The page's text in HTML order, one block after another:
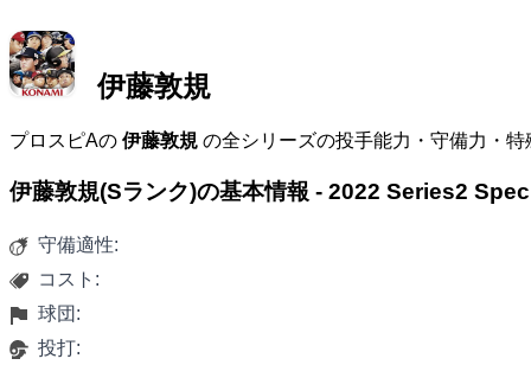
伊藤敦規
プロスピAの 伊藤敦規 の全シリーズの投手能力・守備力・
伊藤敦規(Sランク)の基本情報 - 2022 Series2
守備適性:
コスト:
球団:
投打: